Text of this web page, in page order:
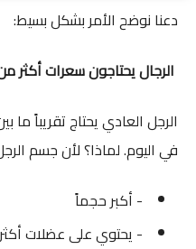
دعنا نوضح الأمر بشكل بسيط:
الرجال يحتاجون سعرات أكثر
في اليوم. لماذا؟ لأن جسم
- أكبر حجماً
- يحتوي على عضلات أكثر